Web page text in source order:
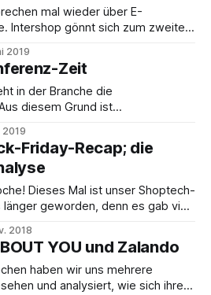
mal wieder über E-
Intershop gönnt sich zum zweiten
ist. Leider wurden in
ausgespart, da die
bestehenden Ankerinvestoren
2019
Zeit
in der Branche die
diesem Grund ist
das Online-Marketing-
anzusehen. Sein Fazit: mit
voll, weniger E-Commerce als
2019
Friday-Recap; die
Dieses Mal ist unser Shoptech-
geworden, denn es gab viel
bis Cybermonday. Wie
Menschen allerorts auf, vor allem
zu jagen. Zalando
2018
YOU und Zalando
haben wir uns mehrere
und analysiert, wie sich ihre